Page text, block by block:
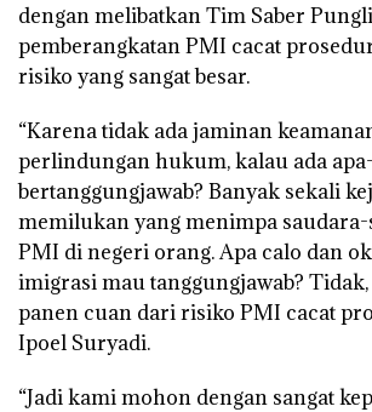
dengan melibatkan Tim Saber
pemberangkatan PMI cacat
risiko yang sangat besar.
“Karena tidak ada jaminan
perlindungan hukum, kalau ada
bertanggungjawab? Banyak sekali
memilukan yang menimpa
PMI di negeri orang. Apa calo dan
imigrasi mau tanggungjawab?
panen cuan dari risiko PMI cacat
Ipoel Suryadi.
“Jadi kami mohon dengan sangat